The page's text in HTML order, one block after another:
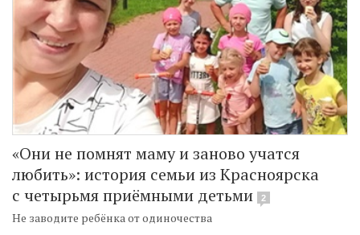
«Они не помнят маму и заново учатся
любить»: история семьи из Красноярска
с четырьмя приёмными детьми
2
Не заводите ребёнка от одиночества